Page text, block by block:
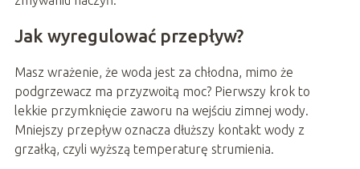
Jak wyregulować przepływ?
Masz wrażenie, że woda jest za chłodna, mimo że
podgrzewacz ma przyzwoitą moc? Pierwszy krok to
lekkie przymknięcie zaworu na wejściu zimnej wody.
Mniejszy przepływ oznacza dłuższy kontakt wody z
grzałką, czyli wyższą temperaturę strumienia.